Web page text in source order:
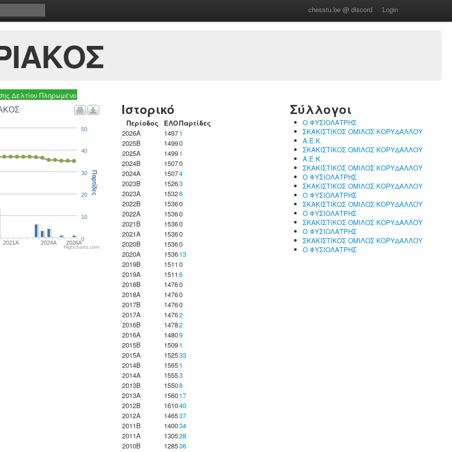
chesstu.be @ discord Login
Δελτίου Πληρωμένο
2021A 2024A 2026A
0
10
20
30
40
50
Παρτίδες
Highcharts.com
Ιστορικό
Περίοδος ΕΛΟΠαρτίδες
2026A
14971
2025B
14990
2025A
14991
2024B
15070
2024A
15074
2023B
15263
2023Α
15326
2022B
15360
2022A
15360
2021B
15360
2021A
15360
2020B
15360
2020A
153613
2019B
1511 0
2019A
1511 6
2018B
14760
2018A
14760
2017B
14760
2017A
14762
2016B
14782
2016A
14809
2015B
15091
2015A
152533
2014B
15651
2014A
15553
2013B
15508
2013A
156017
2012B
161040
2012A
146537
2011B
140034
2011A
130528
2010B
128536
Σύλλογοι
Ο ΦΥΣΙΟΛΑΤΡΗΣ
ΣΚΑΚΙΣΤΙΚΟΣ ΟΜΙΛΟΣ ΚΟΡΥΔΑΛΛΟΥ
Α.Ε.Κ.
ΣΚΑΚΙΣΤΙΚΟΣ ΟΜΙΛΟΣ ΚΟΡΥΔΑΛΛΟΥ
Α.Ε.Κ.
ΣΚΑΚΙΣΤΙΚΟΣ ΟΜΙΛΟΣ ΚΟΡΥΔΑΛΛΟΥ
Ο ΦΥΣΙΟΛΑΤΡΗΣ
ΣΚΑΚΙΣΤΙΚΟΣ ΟΜΙΛΟΣ ΚΟΡΥΔΑΛΛΟΥ
Ο ΦΥΣΙΟΛΑΤΡΗΣ
ΣΚΑΚΙΣΤΙΚΟΣ ΟΜΙΛΟΣ ΚΟΡΥΔΑΛΛΟΥ
Ο ΦΥΣΙΟΛΑΤΡΗΣ
ΣΚΑΚΙΣΤΙΚΟΣ ΟΜΙΛΟΣ ΚΟΡΥΔΑΛΛΟΥ
Ο ΦΥΣΙΟΛΑΤΡΗΣ
ΣΚΑΚΙΣΤΙΚΟΣ ΟΜΙΛΟΣ ΚΟΡΥΔΑΛΛΟΥ
Ο ΦΥΣΙΟΛΑΤΡΗΣ